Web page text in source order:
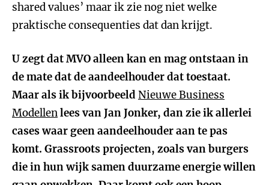
shared values’ maar ik zie nog niet welke
praktische consequenties dat dan krijgt.
U zegt dat MVO alleen kan en mag ontstaan in
de mate dat de aandeelhouder dat toestaat.
Maar als ik bijvoorbeeld Nieuwe Business
Modellenlees van Jan Jonker, dan zie ik allerlei
cases waar geen aandeelhouder aan te pas
komt. Grassroots projecten, zoals van burgers
die in hun wijk samen duurzame energie willen